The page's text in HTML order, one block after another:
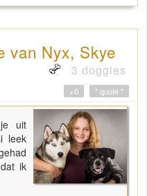
van Nyx, Skye
3 doggies
" quote "
+0
uit
leek
ik